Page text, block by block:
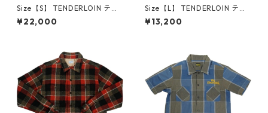
Size【S】 TENDERLOIN テン
ダーロイン TENDERLOIN Cali
fornia BS Pocket Grey Tee T
¥22,000
Size【L】 TENDERLOIN テン
ダーロイン TEE PC BLACK T
シャツ 黒 【中古品-良い】 30
¥13,200